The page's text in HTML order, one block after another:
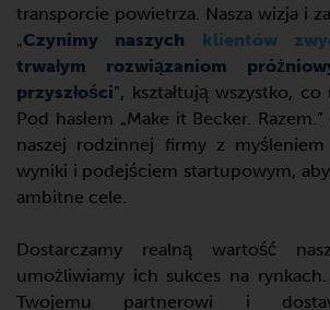
transporcie powietrza. Nasza wizja i
„Czynimy naszych klientów
trwałym rozwiązaniom
przyszłości”, kształtują wszystko,
Pod hasłem „Make it Becker.
naszej rodzinnej firmy z
wyniki i podejściem startupowym,
ambitne cele.
Dostarczamy realną wartość
umożliwiamy ich sukces na
Twojemu partnerowi i